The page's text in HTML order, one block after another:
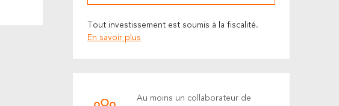
Tout investissement est soumis à la fiscalité.
En savoir plus
Au moins un collaborateur de